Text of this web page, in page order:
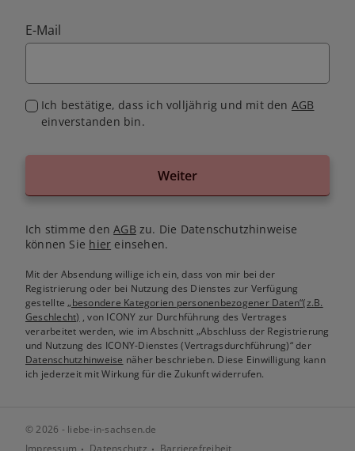
E-Mail
Ich bestätige, dass ich volljährig und mit den AGB
einverstanden bin.
Weiter
Ich stimme denAGB zu. Die Datenschutzhinweise
können Sie hier einsehen.
Mit der Absendung willige ich ein, dass von mir bei der
Registrierung oder bei Nutzung des Dienstes zur Verfügung
gestellte„besondere Kategorien personenbezogener Daten“(z.B.
Geschlecht) , von ICONY zur Durchführung des Vertrages
verarbeitet werden, wie im Abschnitt „Abschluss der Registrierung
und Nutzung des ICONY-Dienstes (Vertragsdurchführung)“ der
Datenschutzhinweise näher beschrieben. Diese Einwilligung kann
ich jederzeit mit Wirkung für die Zukunft widerrufen.
© 2026 - liebe-in-sachsen.de
Impressum
Datenschutz Barrierefreiheit